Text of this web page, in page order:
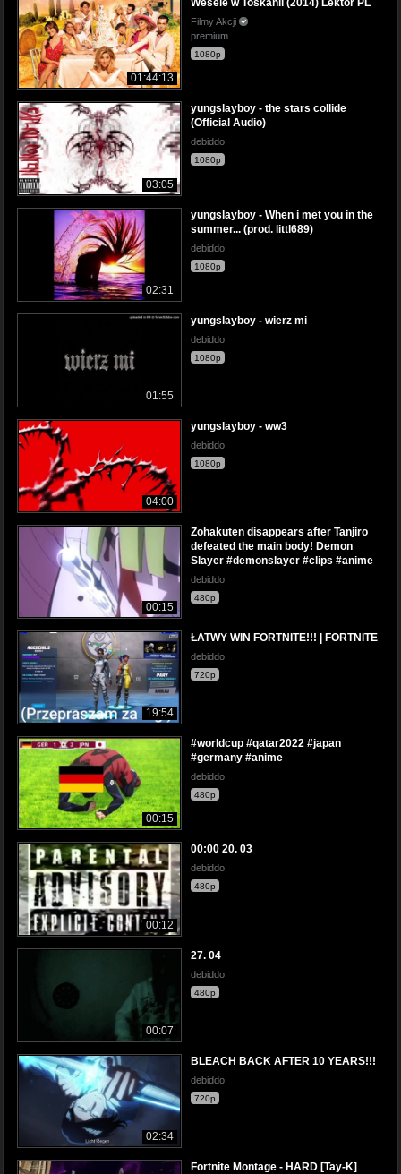
01:44:13
Wesele w Toskanii (2014) Lektor PL
Filmy Akcji
premium
1080p
03:05
yungslayboy - the stars collide
(Official Audio)
debiddo
1080p
02:31
yungslayboy - When i met you in the
summer... (prod. littl689)
debiddo
1080p
01:55
yungslayboy - wierz mi
debiddo
1080p
04:00
yungslayboy - ww3
debiddo
1080p
00:15
Zohakuten disappears after Tanjiro
defeated the main body! Demon
Slayer #demonslayer #clips #anime
debiddo
480p
19:54
ŁATWY WIN FORTNITE!!! | FORTNITE
debiddo
720p
00:15
#worldcup #qatar2022 #japan
#germany #anime
debiddo
480p
00:12
00:00 20. 03
debiddo
480p
00:07
27. 04
debiddo
480p
02:34
BLEACH BACK AFTER 10 YEARS!!!
debiddo
720p
Fortnite Montage - HARD [Tay-K]